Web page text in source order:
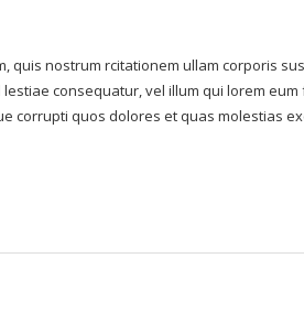
quis nostrum rcitationem ullam corporis
consequatur, vel illum qui lorem eum
corrupti quos dolores et quas molestias